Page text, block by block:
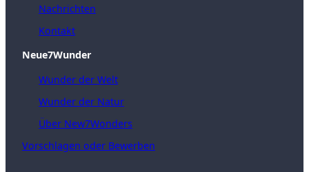
Nachrichten
Kontakt
Neue7Wunder
Wunder der Welt
Wunder der Natur
Über New7Wonders
Vorschlagen oder Bewerben